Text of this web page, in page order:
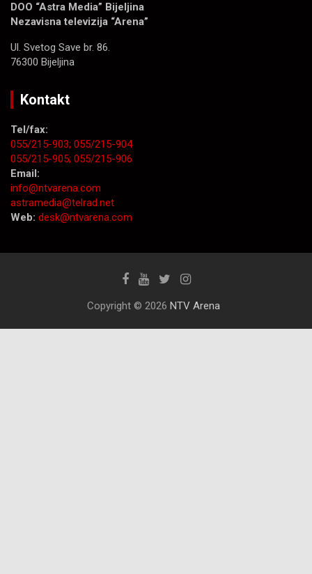
DOO “Astra Media” Bijeljina
Nezavisna televizija “Arena”
Ul. Svetog Save br. 86.
76300 Bijeljina
Kontakt
Tel/fax:
055/215-903; 055/215-904
055/215-905; 055/215-906
Email:
info@ntvarena.com
astramedia@telrad.net
Web: desk@ntvarena.com
Copyright © 2026 NTV Arena